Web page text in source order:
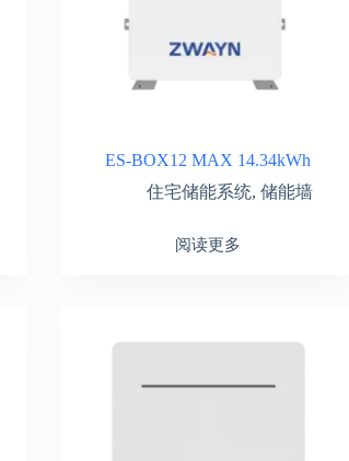
ES-BOX12 MAX 14.34kWh
住宅储能系统, 储能墙
阅读更多